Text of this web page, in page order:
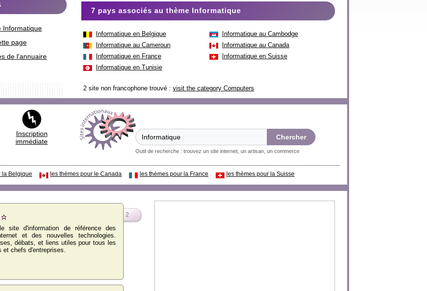
Informatique
page
de l'annuaire
7 pays associés au thème Informatique
Informatique en Belgique
Informatique au Cambodge
Informatique au Cameroun
Informatique au Canada
Informatique en France
Informatique en Suisse
Informatique en Tunisie
2 site non francophone trouvé : visit the category Computers
Inscription
immédiate
Outil de recherche : trouvez un site internet, un artisan, un commerce
la Belgique les thèmes pour le Canada les thèmes pour la France les thèmes pour la Suisse
site d'information de référence des
et des nouvelles technologies.
débats, et liens utiles pour tous les
chefs d'entreprises.
2